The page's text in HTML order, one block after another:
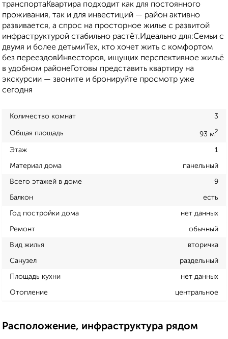
транспортаКвартира подходит как для постоянного
проживания, так и для инвестиций — район активно
развивается, а спрос на просторное жилье с развитой
инфраструктурой стабильно растёт.Идеально для:Семьи с
двумя и более детьмиТех, кто хочет жить с комфортом
без переездовИнвесторов, ищущих перспективное жильё
в удобном районеГотовы представить квартиру на
экскурсии — звоните и бронируйте просмотр уже
сегодня
Количество комнат 3
Общая площадь 93 м2
Этаж 1
Материал дома панельный
Всего этажей в доме 9
Балкон есть
Год постройки дома нет данных
Ремонт обычный
Вид жилья вторичка
Санузел раздельный
Площадь кухни нет данных
Отопление центральное
Расположение, инфраструктура рядом